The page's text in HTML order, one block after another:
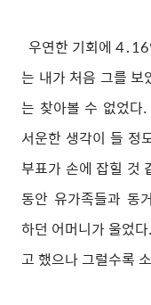
우연한 기회에
는 내가 처음 그를 보
는 찾아볼 수 없었다
서운한 생각이 들 정
부표가 손에 잡힐 것
동안 유가족들과 동
하던 어머니가 울었
고 했으나 그럴수록